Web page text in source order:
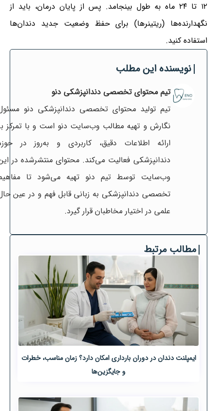
۱۲ تا ۲۴ ماه به طول بینجامد. پس از پایان درمان، باید از
نگهدارنده‌ها (ریتینرها) برای حفظ وضعیت جدید دندان‌ها
استفاده کنید.
نویسنده این مطلب
تیم محتوای تخصصی دندانپزشکی دنو
تیم تولید محتوای تخصصی دندانپزشکی دنو
نگارش و تهیه مطالب وب‌سایت دنو است و با تمرکز
ارائه اطلاعات دقیق، کاربردی و به‌روز در
دندانپزشکی فعالیت می‌کند. محتوای منتشرشده در
وب‌سایت توسط تیم دنو تهیه می‌شود تا
تخصصی دندانپزشکی به زبانی قابل فهم و در عین
علمی در اختیار مخاطبان قرار گیرد.
مطالب مرتبط
ایمپلنت دندان در دوران بارداری امکان دارد؟ زمان مناسب، خطرات
و جایگزین‌ها